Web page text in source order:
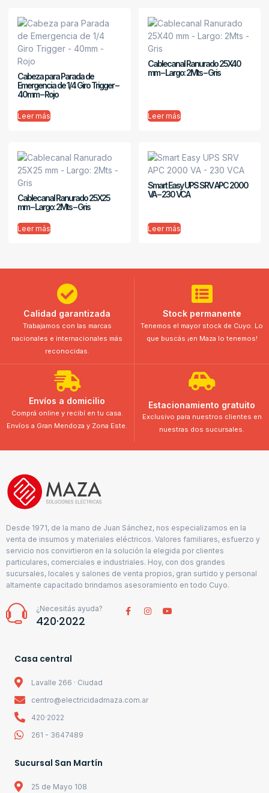
Cabeza para Parada de
Emergencia de 1/4 Giro Trigger –
40mm – Rojo
Leer más
Cablecanal Ranurado 25X40
mm – Largo: 2Mts – Gris
Leer más
Cablecanal Ranurado 25X25
mm – Largo: 2Mts – Gris
Leer más
Smart Easy UPS SRV APC 2000
VA – 230 VCA
Leer más
Calidad garantizada
Trabajamos con las marcas
nacionales e internacionales más
reconocidas.
Stock permanente
Tenemos el mayor stock de Cuyo. Lo
que buscás ¡en Maza lo tenemos!
Envíos a domicilio
Comprá online y recibí en tu casa.
Envíos a Gran Mendoza y Zona Este.
Estacionamiento gratuito
Exclusivo para nuestros clientes en
nuestras dos sucursales.
Desde 1971, de la mano de Juan Sánchez, nos especializamos en la
venta de insumos y materiales eléctricos. Valores familiares, esfuerzo y
servicio nos convirtieron en la solución la elegida por clientes
particulares, comerciales e industriales. Hoy, con dos grandes
sucursales, locales y salones de venta propios, gran surtido y personal
altamente capacitado brindamos asesoramiento en todo Cuyo.
¿Necesitás ayuda?
420·2022
Casa central
Lavalle 266 · Ciudad
centro@electricidadmaza.com.ar
420·2022
261 - 3647489
Sucursal San Martín
25 de Mayo 108